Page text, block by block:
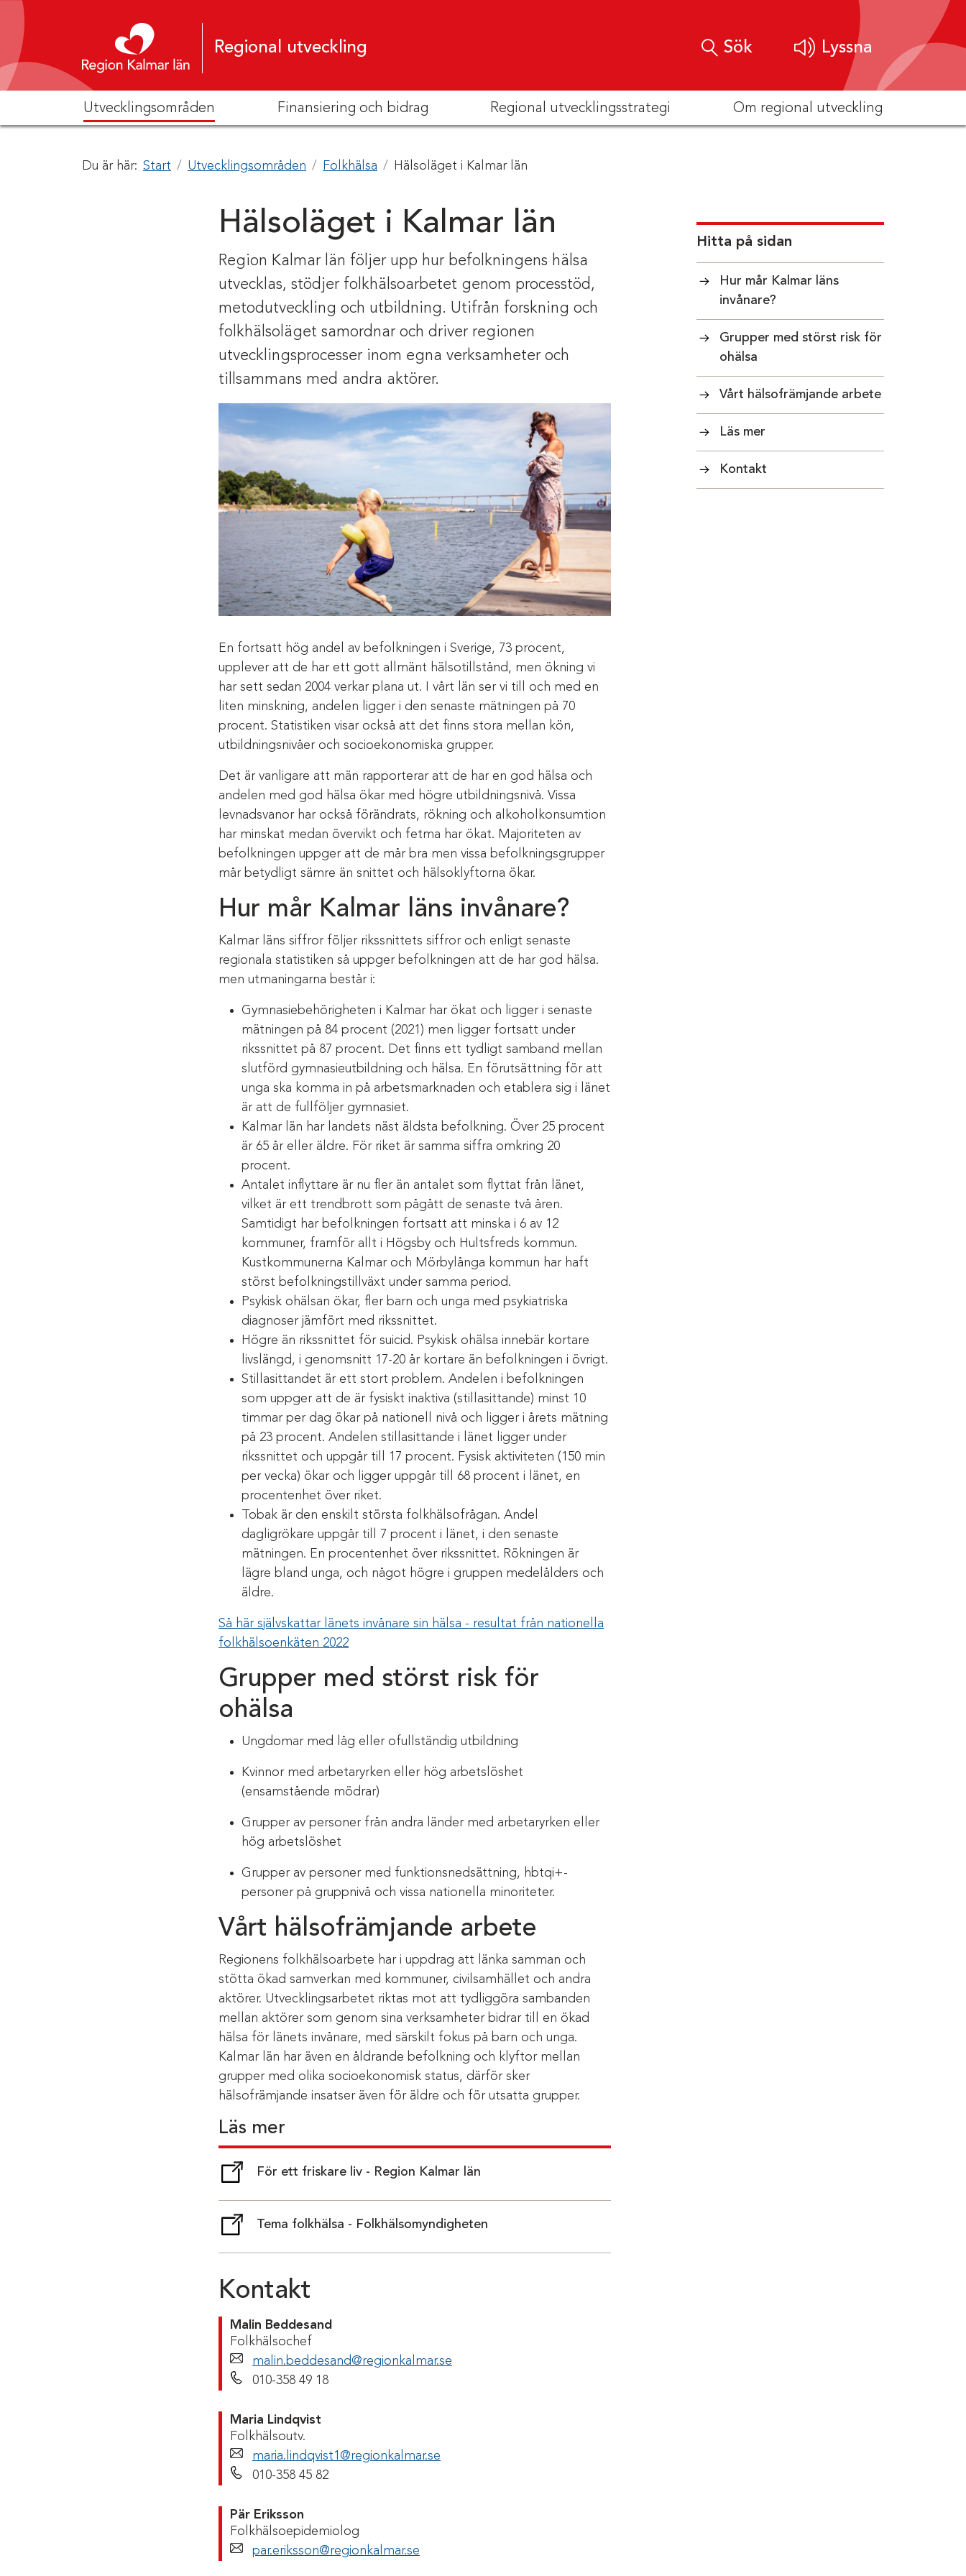
Hoppa till innehåll
Regional utveckling Sök Lyssna
Utvecklingsområden Finansiering och bidrag Regional utvecklingsstrategi Om regional utveckling
Du är här: Start Utvecklingsområden Folkhälsa Hälsoläget i Kalmar län
Hälsoläget i Kalmar län
Region Kalmar län följer upp hur befolkningens hälsa
utvecklas, stödjer folkhälsoarbetet genom processtöd,
metodutveckling och utbildning. Utifrån forskning och
folkhälsoläget samordnar och driver regionen
utvecklingsprocesser inom egna verksamheter och
tillsammans med andra aktörer.
En fortsatt hög andel av befolkningen i Sverige, 73 procent,
upplever att de har ett gott allmänt hälsotillstånd, men ökning vi
har sett sedan 2004 verkar plana ut. I vårt län ser vi till och med en
liten minskning, andelen ligger i den senaste mätningen på 70
procent. Statistiken visar också att det finns stora mellan kön,
utbildningsnivåer och socioekonomiska grupper.
Det är vanligare att män rapporterar att de har en god hälsa och
andelen med god hälsa ökar med högre utbildningsnivå. Vissa
levnadsvanor har också förändrats, rökning och alkoholkonsumtion
har minskat medan övervikt och fetma har ökat. Majoriteten av
befolkningen uppger att de mår bra men vissa befolkningsgrupper
mår betydligt sämre än snittet och hälsoklyftorna ökar.
Hur mår Kalmar läns invånare?
Kalmar läns siffror följer rikssnittets siffror och enligt senaste
regionala statistiken så uppger befolkningen att de har god hälsa.
men utmaningarna består i:
Gymnasiebehörigheten i Kalmar har ökat och ligger i senaste
mätningen på 84 procent (2021) men ligger fortsatt under
rikssnittet på 87 procent. Det finns ett tydligt samband mellan
slutförd gymnasieutbildning och hälsa. En förutsättning för att
unga ska komma in på arbetsmarknaden och etablera sig i länet
är att de fullföljer gymnasiet.
Kalmar län har landets näst äldsta befolkning. Över 25 procent
är 65 år eller äldre. För riket är samma siffra omkring 20
procent.
Antalet inflyttare är nu fler än antalet som flyttat från länet,
vilket är ett trendbrott som pågått de senaste två åren.
Samtidigt har befolkningen fortsatt att minska i 6 av 12
kommuner, framför allt i Högsby och Hultsfreds kommun.
Kustkommunerna Kalmar och Mörbylånga kommun har haft
störst befolkningstillväxt under samma period.
Psykisk ohälsan ökar, fler barn och unga med psykiatriska
diagnoser jämfört med rikssnittet.
Högre än rikssnittet för suicid. Psykisk ohälsa innebär kortare
livslängd, i genomsnitt 17-20 år kortare än befolkningen i övrigt.
Stillasittandet är ett stort problem. Andelen i befolkningen
som uppger att de är fysiskt inaktiva (stillasittande) minst 10
timmar per dag ökar på nationell nivå och ligger i årets mätning
på 23 procent. Andelen stillasittande i länet ligger under
rikssnittet och uppgår till 17 procent. Fysisk aktiviteten (150 min
per vecka) ökar och ligger uppgår till 68 procent i länet, en
procentenhet över riket.
Tobak är den enskilt största folkhälsofrågan. Andel
dagligrökare uppgår till 7 procent i länet, i den senaste
mätningen. En procentenhet över rikssnittet. Rökningen är
lägre bland unga, och något högre i gruppen medelålders och
äldre.
Så här självskattar länets invånare sin hälsa - resultat från nationella
folkhälsoenkäten 2022
Grupper med störst risk för
ohälsa
Ungdomar med låg eller ofullständig utbildning
Kvinnor med arbetaryrken eller hög arbetslöshet
(ensamstående mödrar)
Grupper av personer från andra länder med arbetaryrken eller
hög arbetslöshet
Grupper av personer med funktionsnedsättning, hbtqi+-
personer på gruppnivå och vissa nationella minoriteter.
Vårt hälsofrämjande arbete
Regionens folkhälsoarbete har i uppdrag att länka samman och
stötta ökad samverkan med kommuner, civilsamhället och andra
aktörer. Utvecklingsarbetet riktas mot att tydliggöra sambanden
mellan aktörer som genom sina verksamheter bidrar till en ökad
hälsa för länets invånare, med särskilt fokus på barn och unga.
Kalmar län har även en åldrande befolkning och klyftor mellan
grupper med olika socioekonomisk status, därför sker
hälsofrämjande insatser även för äldre och för utsatta grupper.
Läs mer
För ett friskare liv - Region Kalmar län
( länk till annan webbplats)
Tema folkhälsa - Folkhälsomyndigheten
Kontakt
Malin Beddesand
Folkhälsochef
malin.beddesand@regionkalmar.se
Telefonnummer
010-358 49 18
Maria Lindqvist
Folkhälsoutv.
maria.lindqvist1@regionkalmar.se
Telefonnummer
010-358 45 82
Pär Eriksson
Folkhälsoepidemiolog
par.eriksson@regionkalmar.se
Hitta på sidan
Hur mår Kalmar läns
invånare?
Grupper med störst risk för
ohälsa
Vårt hälsofrämjande arbete
Läs mer
Kontakt